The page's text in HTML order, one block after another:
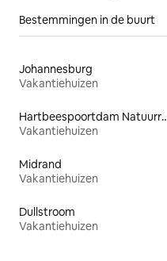
Bestemmingen in de buurt
Johannesburg
Vakantiehuizen
Vakantiehuizen
Midrand
Vakantiehuizen
Dullstroom
Vakantiehuizen